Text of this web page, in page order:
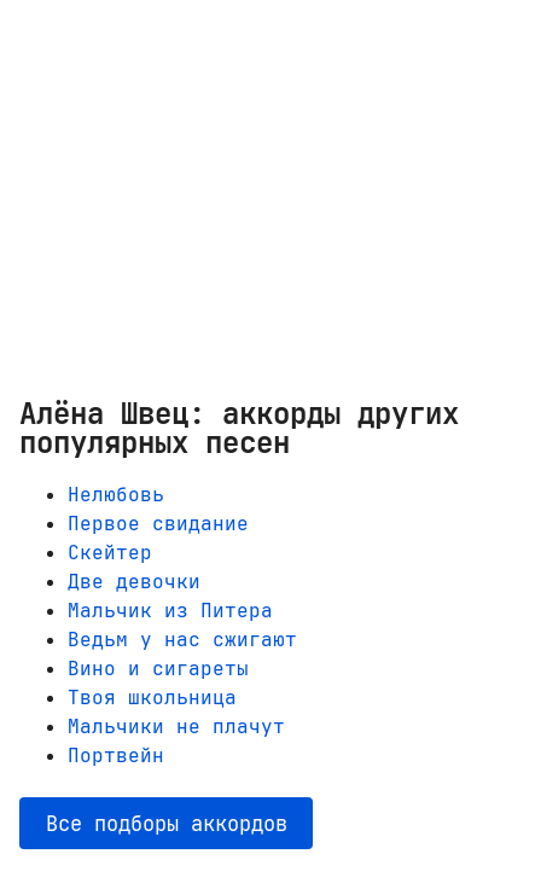
Алёна Швец: аккорды других
популярных песен
Нелюбовь
Первое свидание
Скейтер
Две девочки
Мальчик из Питера
Ведьм у нас сжигают
Вино и сигареты
Твоя школьница
Мальчики не плачут
Портвейн
Все подборы аккордов